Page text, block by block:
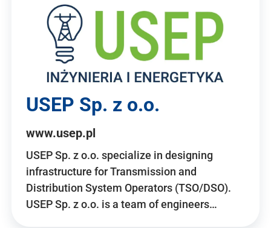
USEP Sp. z o.o.
www.usep.pl
USEP Sp. z o.o. specialize in designing
infrastructure for Transmission and
Distribution System Operators (TSO/DSO).
USEP Sp. z o.o. is a team of engineers…